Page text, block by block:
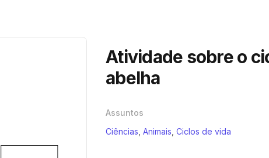
Atividade sobre o
abelha
Assuntos
Ciências Animais Ciclos de vida